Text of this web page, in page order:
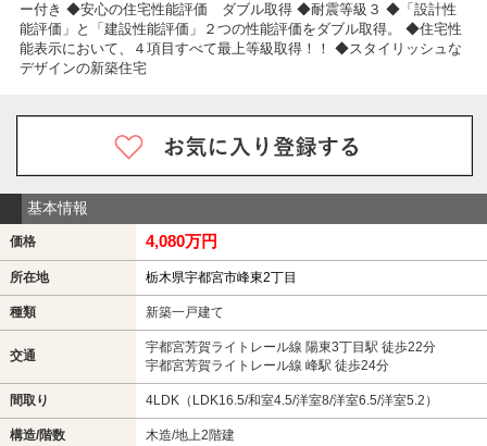
ー付き ◆安心の住宅性能評価 ダブル取得 ◆耐震等級３ ◆「設計性
能評価」と「建設性能評価」２つの性能評価をダブル取得。 ◆住宅性
能表示において、４項目すべて最上等級取得！！ ◆スタイリッシュな
デザインの新築住宅
基本情報
価格 4,080万円
所在地 栃木県宇都宮市峰東2丁目
種類 新築一戸建て
交通
宇都宮芳賀ライトレール線 陽東3丁目駅 徒歩22分
宇都宮芳賀ライトレール線 峰駅 徒歩24分
間取り 4LDK（LDK16.5/和室4.5/洋室8/洋室6.5/洋室5.2）
構造/階数 木造/地上2階建